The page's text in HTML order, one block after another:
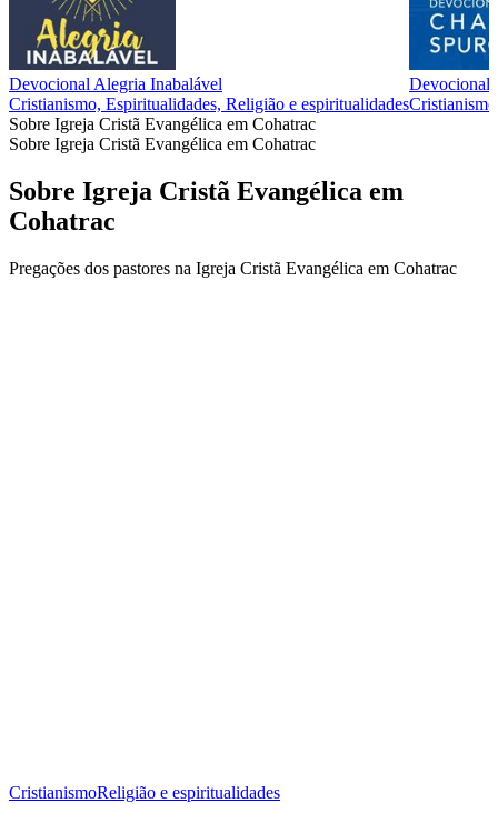
Devocional Alegria Inabalável
Cristianismo, Espiritualidades, Religião e espiritualidades
Devocional
Sobre Igreja Cristã Evangélica em Cohatrac
Sobre Igreja Cristã Evangélica em Cohatrac
Sobre Igreja Cristã Evangélica em
Cohatrac
Pregações dos pastores na Igreja Cristã Evangélica em Cohatrac
CristianismoReligião e espiritualidades